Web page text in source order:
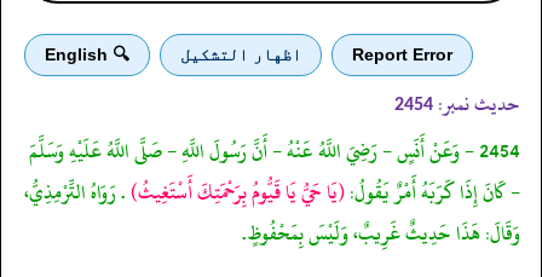
Report Error اظهار التشكيل 🔍 English
حدیث نمبر: 2454
2454 - وَعَنْ أَنَسٍ - رَضِيَ اللَّهُ عَنْهُ - أَنَّ رَسُولَ اللَّهِ - صَلَّى اللَّهُ عَلَيْهِ وَسَلَّمَ
- كَانَ إِذَا كَرَبَهُ أَمْرٌ يَقُولُ:(يَا حَيُّ يَا قَيُّومُ بِرَحْمَتِكَ أَسْتَغِيثُ). رَوَاهُ التِّرْمِذِيُّ،
وَقَالَ: هَذَا حَدِيثٌ غَرِيبٌ، وَلَيْسَ بِمَحْفُوظٍ.